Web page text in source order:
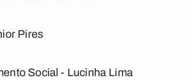
Pires
Social - Lucinha Lima